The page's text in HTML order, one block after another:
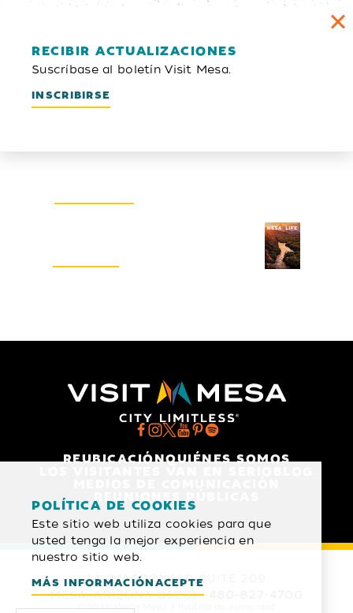
RECIBIR ACTUALIZACIONES
Suscríbase al boletín Visit Mesa.
INSCRIBIRSE
REUBICACIÓNQUIÉNES SOMOS
1 N MACDONALD SUITE 209
MESA, ARIZONA 85201
© 2026 Visita Mesa
POLÍTICA DE COOKIES
Este sitio web utiliza cookies para que
usted tenga la mejor experiencia en
nuestro sitio web.
MÁS INFORMACIÓN ACEPTE